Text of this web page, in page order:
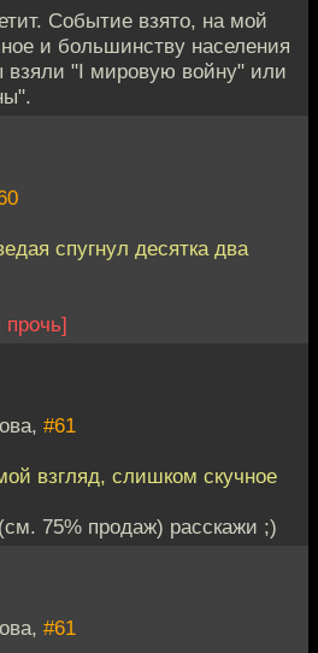
Событие взято, на мой
и большинству населения
взяли "I мировую войну" или
спугнул десятка два
прочь]
#61
взгляд, слишком скучное
75% продаж) расскажи ;)
#61